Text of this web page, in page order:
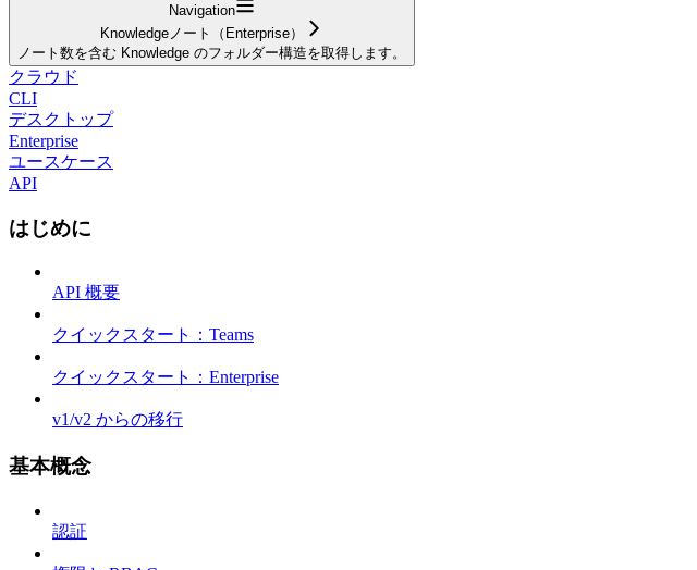
Navigation
Knowledgeノート（Enterprise）
ノート数を含む Knowledge のフォルダー構造を取得します。
クラウド
CLI
デスクトップ
Enterprise
ユースケース
API
はじめに
API 概要
クイックスタート：Teams
クイックスタート：Enterprise
v1/v2 からの移行
基本概念
認証